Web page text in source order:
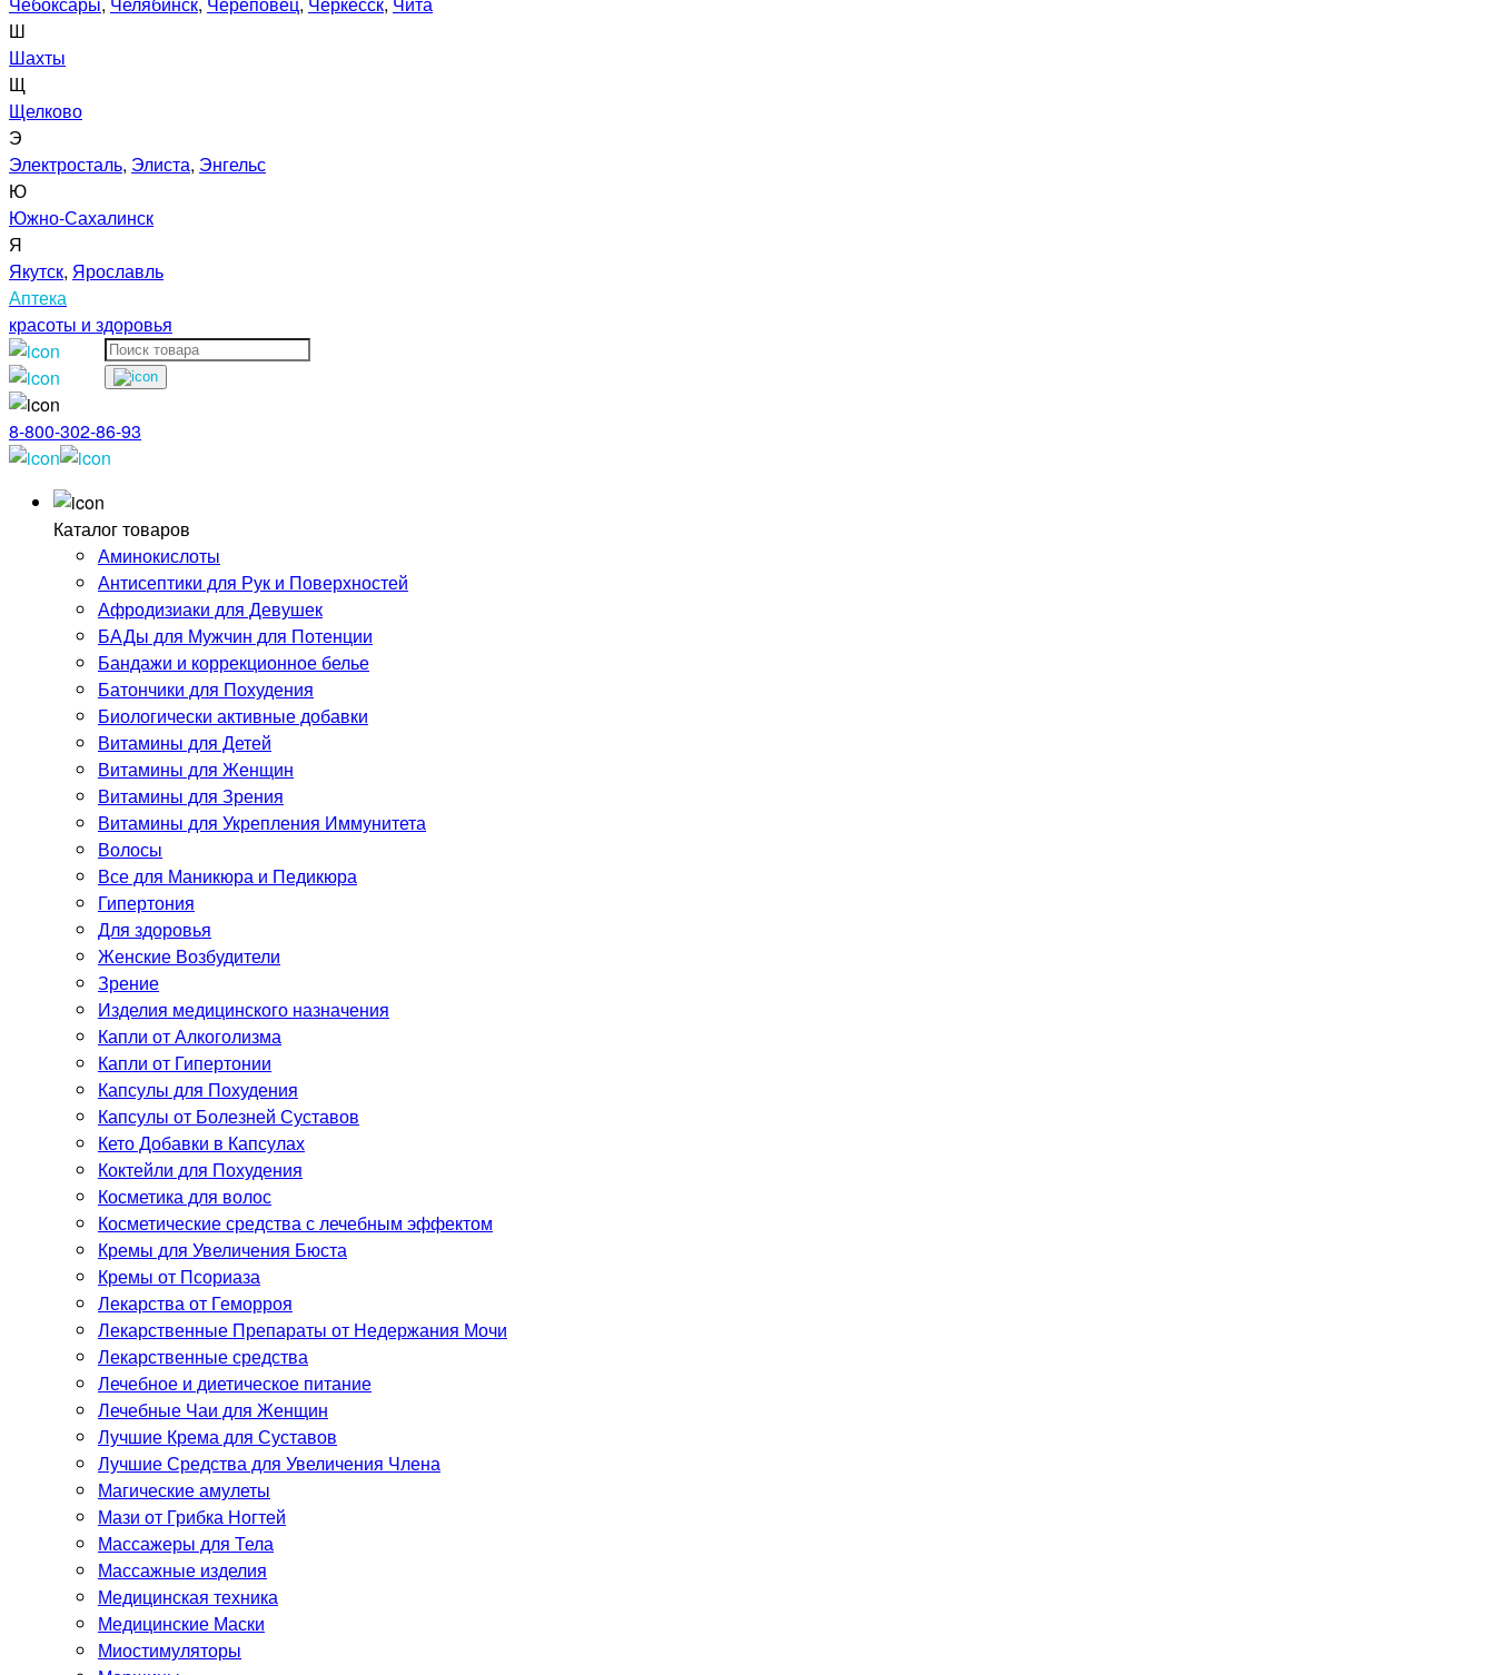
Ш
Шахты
Щ
Щелково
Э
Электросталь, Элиста, Энгельс
Ю
Южно-Сахалинск
Я
Якутск, Ярославль
Аптека
красоты и здоровья
8-800-302-86-93
Каталог товаров
Аминокислоты
Антисептики для Рук и Поверхностей
Афродизиаки для Девушек
БАДы для Мужчин для Потенции
Бандажи и коррекционное белье
Батончики для Похудения
Биологически активные добавки
Витамины для Детей
Витамины для Женщин
Витамины для Зрения
Витамины для Укрепления Иммунитета
Волосы
Все для Маникюра и Педикюра
Гипертония
Для здоровья
Женские Возбудители
Зрение
Изделия медицинского назначения
Капли от Алкоголизма
Капли от Гипертонии
Капсулы для Похудения
Капсулы от Болезней Суставов
Кето Добавки в Капсулах
Коктейли для Похудения
Косметика для волос
Косметические средства с лечебным эффектом
Кремы для Увеличения Бюста
Кремы от Псориаза
Лекарства от Геморроя
Лекарственные Препараты от Недержания Мочи
Лекарственные средства
Лечебное и диетическое питание
Лечебные Чаи для Женщин
Лучшие Крема для Суставов
Лучшие Средства для Увеличения Члена
Магические амулеты
Мази от Грибка Ногтей
Массажеры для Тела
Массажные изделия
Медицинская техника
Медицинские Маски
Миостимуляторы